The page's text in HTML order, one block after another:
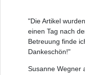
"Die Artikel
einen Tag nach
Betreuung finde
Dankeschön!"
Susanne Wegner